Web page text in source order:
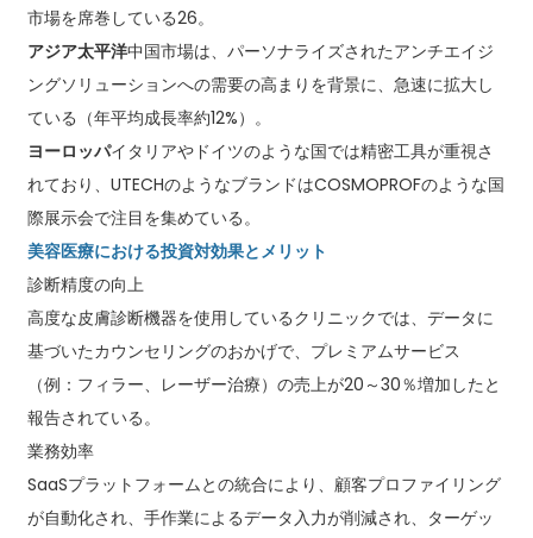
市場を席巻している26。
アジア太平洋中国市場は、パーソナライズされたアンチエイジ
ングソリューションへの需要の高まりを背景に、急速に拡大し
ている（年平均成長率約12%）。
ヨーロッパイタリアやドイツのような国では精密工具が重視さ
れており、UTECHのようなブランドはCOSMOPROFのような国
際展示会で注目を集めている。
美容医療における投資対効果とメリット
診断精度の向上
高度な皮膚診断機器を使用しているクリニックでは、データに
基づいたカウンセリングのおかげで、プレミアムサービス
（例：フィラー、レーザー治療）の売上が20～30％増加したと
報告されている。
業務効率
SaaSプラットフォームとの統合により、顧客プロファイリング
が自動化され、手作業によるデータ入力が削減され、ターゲッ